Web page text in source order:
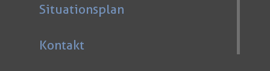
Situationsplan
Kontakt